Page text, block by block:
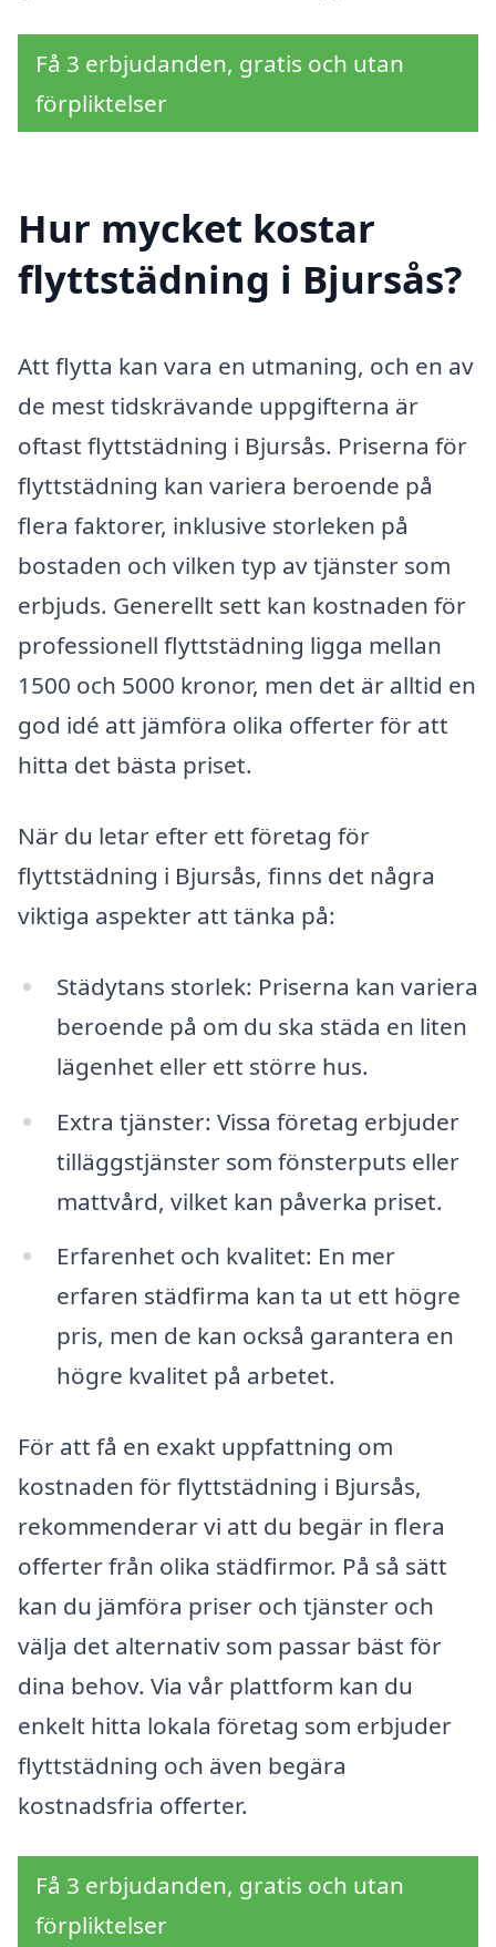
Få 3 erbjudanden, gratis och utan
förpliktelser
Hur mycket kostar
flyttstädning i Bjursås?
Att flytta kan vara en utmaning, och en av
de mest tidskrävande uppgifterna är
oftast flyttstädning i Bjursås. Priserna för
flyttstädning kan variera beroende på
flera faktorer, inklusive storleken på
bostaden och vilken typ av tjänster som
erbjuds. Generellt sett kan kostnaden för
professionell flyttstädning ligga mellan
1500 och 5000 kronor, men det är alltid en
god idé att jämföra olika offerter för att
hitta det bästa priset.
När du letar efter ett företag för
flyttstädning i Bjursås, finns det några
viktiga aspekter att tänka på:
Städytans storlek: Priserna kan variera
beroende på om du ska städa en liten
lägenhet eller ett större hus.
Extra tjänster: Vissa företag erbjuder
tilläggstjänster som fönsterputs eller
mattvård, vilket kan påverka priset.
Erfarenhet och kvalitet: En mer
erfaren städfirma kan ta ut ett högre
pris, men de kan också garantera en
högre kvalitet på arbetet.
För att få en exakt uppfattning om
kostnaden för flyttstädning i Bjursås,
rekommenderar vi att du begär in flera
offerter från olika städfirmor. På så sätt
kan du jämföra priser och tjänster och
välja det alternativ som passar bäst för
dina behov. Via vår plattform kan du
enkelt hitta lokala företag som erbjuder
flyttstädning och även begära
kostnadsfria offerter.
Få 3 erbjudanden, gratis och utan
förpliktelser